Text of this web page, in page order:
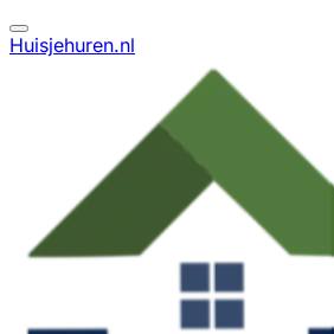
Huisjehuren.nl